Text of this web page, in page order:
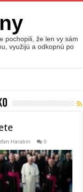
pochopili, že len vy sám
využijú a odkopnú po
Harabin 0